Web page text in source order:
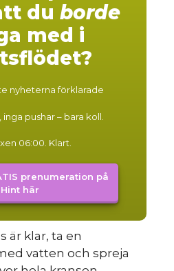
du borde
med i
nyheterna förklarade
pushar – bara koll.
06:00. Klart.
prenumeration på
Hint här
är klar, ta en
vatten och spreja